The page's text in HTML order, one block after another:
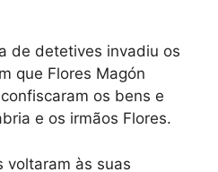
de detetives invadiu os
que Flores Magón
os bens e
e os irmãos Flores.
voltaram às suas